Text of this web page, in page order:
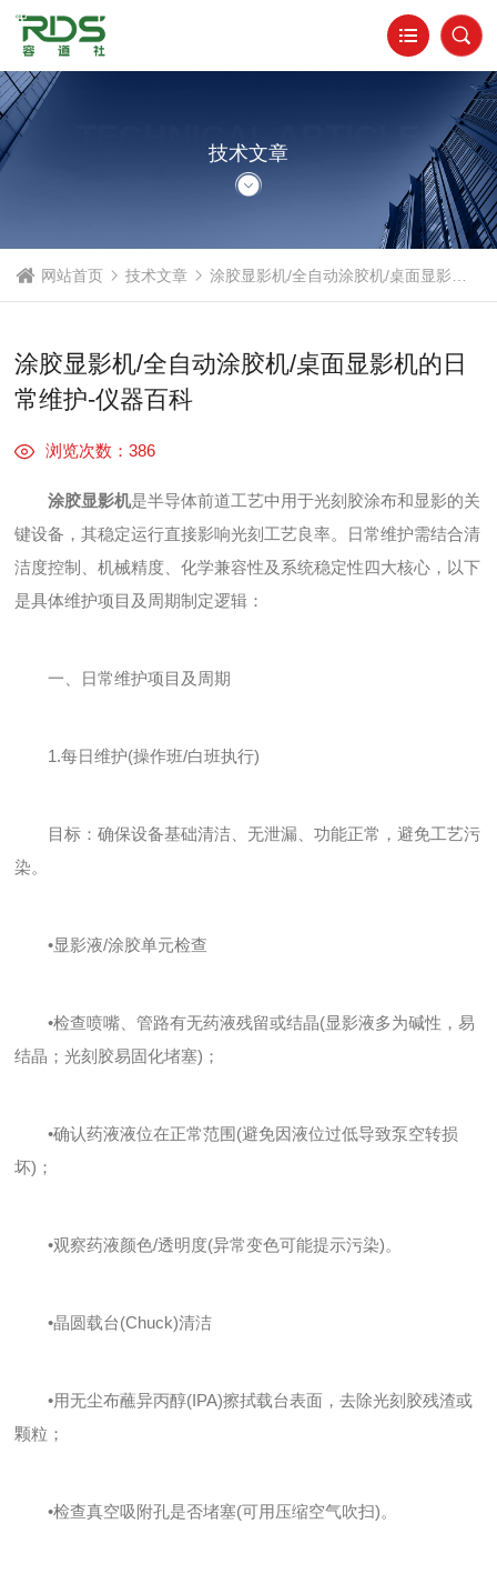
TECHNICAL ARTICLE
技术文章
网站首页 技术文章 涂胶显影机/全自动涂胶机/桌面显影机的日常维护-仪器百科
涂胶显影机/全自动涂胶机/桌面显影机的日
常维护-仪器百科
浏览次数：386
涂胶显影机是半导体前道工艺中用于光刻胶涂布和显影的关
键设备，其稳定运行直接影响光刻工艺良率。日常维护需结合清
洁度控制、机械精度、化学兼容性及系统稳定性四大核心，以下
是具体维护项目及周期制定逻辑：
一、日常维护项目及周期
1.每日维护(操作班/白班执行)
目标：确保设备基础清洁、无泄漏、功能正常，避免工艺污
染。
•显影液/涂胶单元检查
•检查喷嘴、管路有无药液残留或结晶(显影液多为碱性，易
结晶；光刻胶易固化堵塞)；
•确认药液液位在正常范围(避免因液位过低导致泵空转损
坏)；
•观察药液颜色/透明度(异常变色可能提示污染)。
•晶圆载台(Chuck)清洁
•用无尘布蘸异丙醇(IPA)擦拭载台表面，去除光刻胶残渣或
颗粒；
•检查真空吸附孔是否堵塞(可用压缩空气吹扫)。